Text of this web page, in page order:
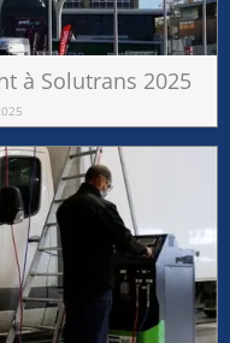
à Solutrans 2025